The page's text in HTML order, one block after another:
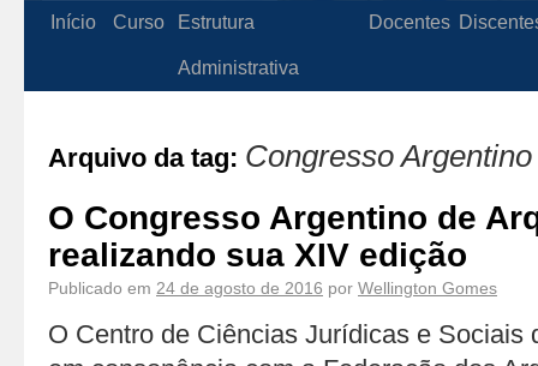
Início Curso Estrutura
Administrativa
Docentes
Arquivo da tag: Congresso
O Congresso Argentino de
realizando sua XIV edição
Publicado em 24 de agosto de 2016 por Wellington Gomes
O Centro de Ciências Jurídicas e Sociais